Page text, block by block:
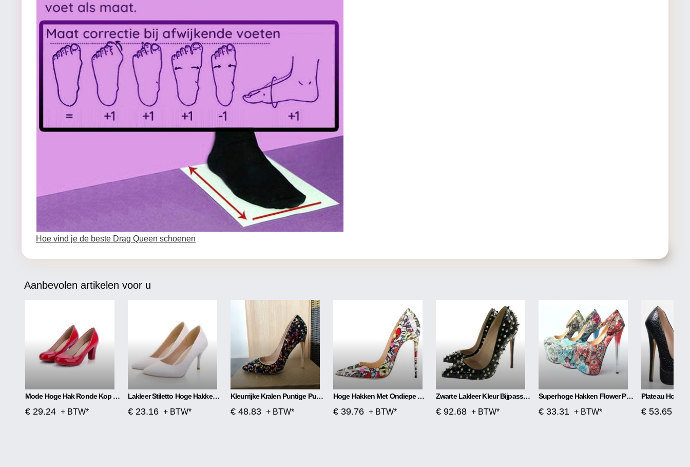
Hoe vind je de beste Drag Queen schoenen
Aanbevolen artikelen voor u
Mode Hoge Hak Ronde Kop Dames Enkele Schoenen
€ 29.24 + BTW*
Lakleer Stiletto Hoge Hakken Net Rood Hoge Hakken
€ 23.16 + BTW*
Kleurrijke Kralen Puntige Pumps Hoge Hakken
€ 48.83 + BTW*
Hoge Hakken Met Ondiepe Mond
€ 39.76 + BTW*
Zwarte Lakleer Kleur Bijpassende Klinknagel Hoge Hakken
€ 92.68 + BTW*
Superhoge Hakken Flower Power
€ 33.31 + BTW*
Plateau Hoge
€ 53.65